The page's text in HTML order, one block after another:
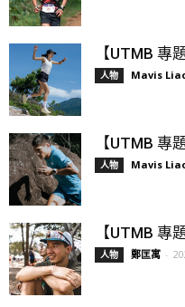
【UTMB 專
人物 Mavis
【UTMB 專
人物 Mavis
【UTMB 專
人物 鄭匡寓 -